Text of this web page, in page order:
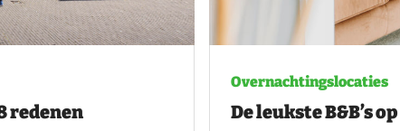
redenen
Overnachtingslocaties
De leukste B&B’s